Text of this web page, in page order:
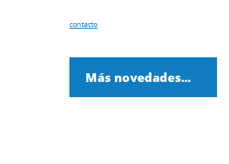
contacto
Más novedades...